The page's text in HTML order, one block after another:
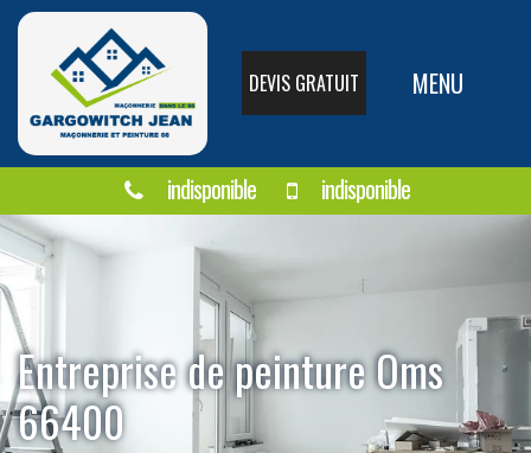
DEVIS GRATUIT MENU
indisponible indisponible
Entreprise de peinture Oms
66400